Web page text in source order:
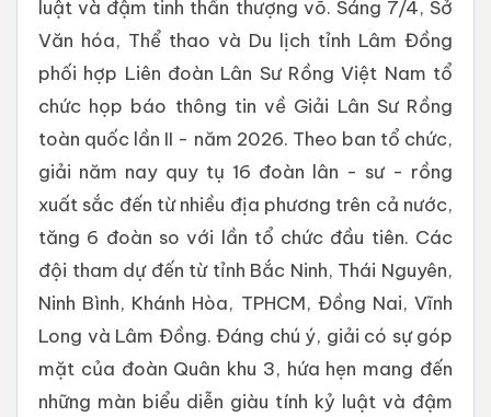
luật và đậm tinh thần thượng võ. Sáng 7/4, Sở
Văn hóa, Thể thao và Du lịch tỉnh Lâm Đồng
phối hợp Liên đoàn Lân Sư Rồng Việt Nam tổ
chức họp báo thông tin về Giải Lân Sư Rồng
toàn quốc lần II - năm 2026. Theo ban tổ chức,
giải năm nay quy tụ 16 đoàn lân - sư - rồng
xuất sắc đến từ nhiều địa phương trên cả nước,
tăng 6 đoàn so với lần tổ chức đầu tiên. Các
đội tham dự đến từ tỉnh Bắc Ninh, Thái Nguyên,
Ninh Bình, Khánh Hòa, TPHCM, Đồng Nai, Vĩnh
Long và Lâm Đồng. Đáng chú ý, giải có sự góp
mặt của đoàn Quân khu 3, hứa hẹn mang đến
những màn biểu diễn giàu tính kỷ luật và đậm